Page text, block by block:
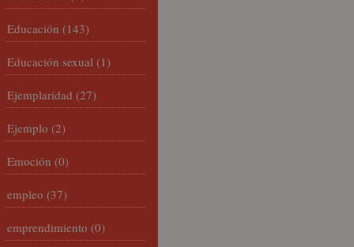
Educación (143)
Educación sexual (1)
Ejemplaridad (27)
Ejemplo (2)
Emoción (0)
empleo (37)
emprendimiento (0)